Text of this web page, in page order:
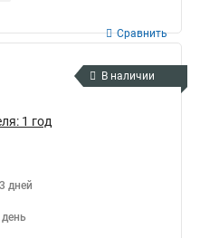
Сравнить
В наличии
1 год
дней
день